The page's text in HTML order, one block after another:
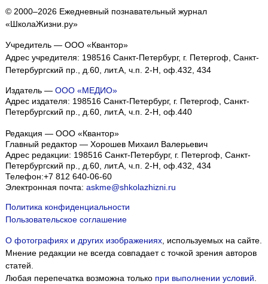
© 2000–2026 Ежедневный познавательный журнал
«ШколаЖизни.ру»
Учредитель — ООО «Квантор»
Адрес учредителя: 198516 Санкт-Петербург, г. Петергоф, Санкт-
Петербургский пр., д.60, лит.А, ч.п. 2-Н, оф.432, 434
Издатель — ООО «МЕДИО»
Адрес издателя: 198516 Санкт-Петербург, г. Петергоф, Санкт-
Петербургский пр., д.60, лит.А, ч.п. 2-Н, оф.440
Редакция — ООО «Квантор»
Главный редактор — Хорошев Михаил Валерьевич
Адрес редакции: 198516 Санкт-Петербург, г. Петергоф, Санкт-
Петербургский пр., д.60, лит.А, ч.п. 2-Н, оф.432, 434
Телефон:+7 812 640-06-60
Электронная почта: askme@shkolazhizni.ru
Политика конфиденциальности
Пользовательское соглашение
О фотографиях и других изображениях, используемых на сайте.
Мнение редакции не всегда совпадает с точкой зрения авторов
статей.
Любая перепечатка возможна только при выполнении условий.